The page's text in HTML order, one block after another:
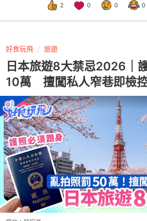
2 0 0 0
好食玩飛 旅遊
日本旅遊8大禁忌2026｜
10萬 擅闖私人窄巷即檢